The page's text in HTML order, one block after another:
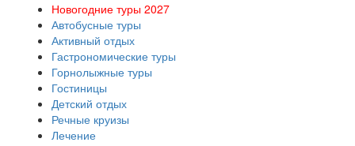
Новогодние туры 2027
Автобусные туры
Активный отдых
Гастрономические туры
Горнолыжные туры
Гостиницы
Детский отдых
Речные круизы
Лечение